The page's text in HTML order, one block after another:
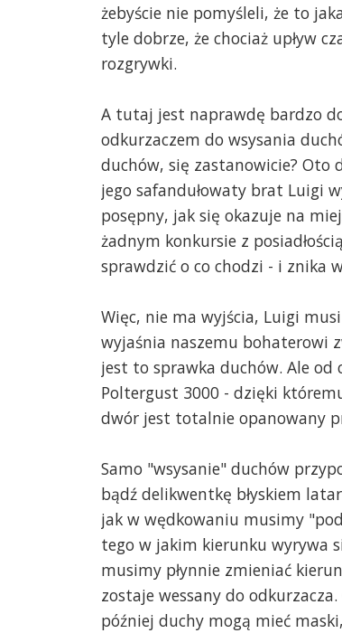
żebyście nie pomyśleli, że to
tyle dobrze, że chociaż upływ
rozgrywki.
A tutaj jest naprawdę bardzo
odkurzaczem do wsysania
duchów, się zastanowicie? Oto
jego safandułowaty brat Luigi
posępny, jak się okazuje na
żadnym konkursie z
sprawdzić o co chodzi - i znika
Więc, nie ma wyjścia, Luigi
wyjaśnia naszemu bohaterowi
jest to sprawka duchów. Ale od
Poltergust 3000 - dzięki
dwór jest totalnie opanowany
Samo "wsysanie" duchów
bądź delikwentkę błyskiem
jak w wędkowaniu musimy
tego w jakim kierunku wyrywa
musimy płynnie zmieniać
zostaje wessany do
później duchy mogą mieć